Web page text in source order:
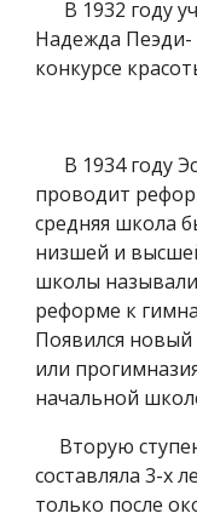
В 1932 году
Надежда Пеэди-
конкурсе
В 1934 году
проводит
средняя школа
низшей и
школы
реформе к
Появился новый
или
начальной
Вторую
составляла 3-х
только после